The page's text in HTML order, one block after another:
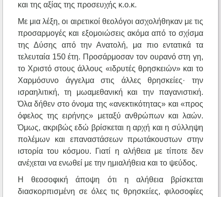
και της αξίας της προσευχής κ.ο.κ.
Με μια λέξη, οι αιρετικοί θεολόγοι ασχολήθηκαν με τις
προσαρμογές και εξομοιώσεις ακόμα από το σχίσμα
της Δύσης από την Ανατολή, μα πιο εντατικά τα
τελευταία 150 έτη. Προσάρμοσαν τον ουρανό στη γη,
το Χριστό στους άλλους «ιδρυτές θρησκειών» και το
Χαρμόσυνο άγγελμα στις άλλες θρησκείες· την
ισραηλιτική, τη μωαμεθανική και την παγανιστική.
Όλα δήθεν στο όνομα της «ανεκτικότητας» και «προς
όφελος της ειρήνης» μεταξύ ανθρώπων και λαών.
Όμως, ακριβώς εδώ βρίσκεται η αρχή και η σύλληψη
πολέμων και επαναστάσεων πρωτάκουστων στην
ιστορία του κόσμου. Γιατί η αλήθεια με τίποτε δεν
ανέχεται να ενωθεί με την ημιαλήθεια και το ψεύδος.
Η θεοσοφική άποψη ότι η αλήθεια βρίσκεται
διασκορπισμένη σε όλες τις θρησκείες, φιλοσοφίες